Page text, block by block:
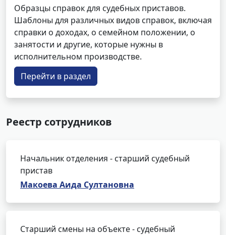
Образцы справок для судебных приставов.
Шаблоны для различных видов справок, включая
справки о доходах, о семейном положении, о
занятости и другие, которые нужны в
исполнительном производстве.
Перейти в раздел
Реестр сотрудников
Начальник отделения - старший судебный
пристав
Макоева Аида Султановна
Старший смены на объекте - судебный